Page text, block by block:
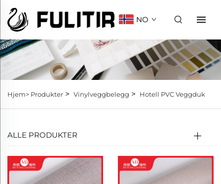
NO
Hjem> Produkter > Vinylveggbelegg > Hotell PVC Veggduk
ALLE PRODUKTER